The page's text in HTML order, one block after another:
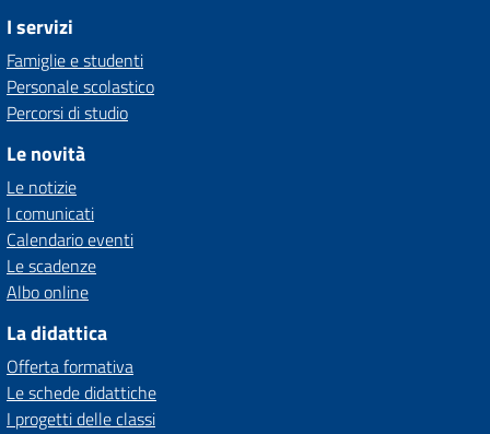
I servizi
Famiglie e studenti
Personale scolastico
Percorsi di studio
Le novità
Le notizie
I comunicati
Calendario eventi
Le scadenze
Albo online
La didattica
Offerta formativa
Le schede didattiche
I progetti delle classi